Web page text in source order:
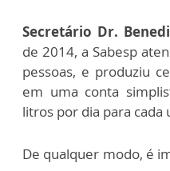
Secretário Dr.
de 2014, a Sabesp
pessoas, e produziu
em uma conta
litros por dia para cada
De qualquer modo, é